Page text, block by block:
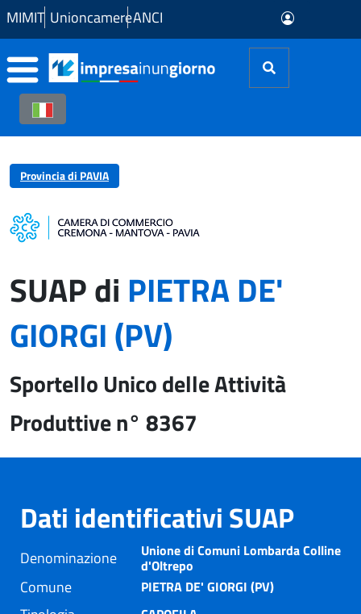
Skip to Main Content
MIMIT UnioncamereANCI
Provincia di PAVIA
SUAP di PIETRA DE'
GIORGI (PV)
Sportello Unico delle Attività
Produttive n° 8367
Dati identificativi SUAP
Denominazione Unione di Comuni Lombarda Colline
d'Oltrepo
Comune PIETRA DE' GIORGI (PV)